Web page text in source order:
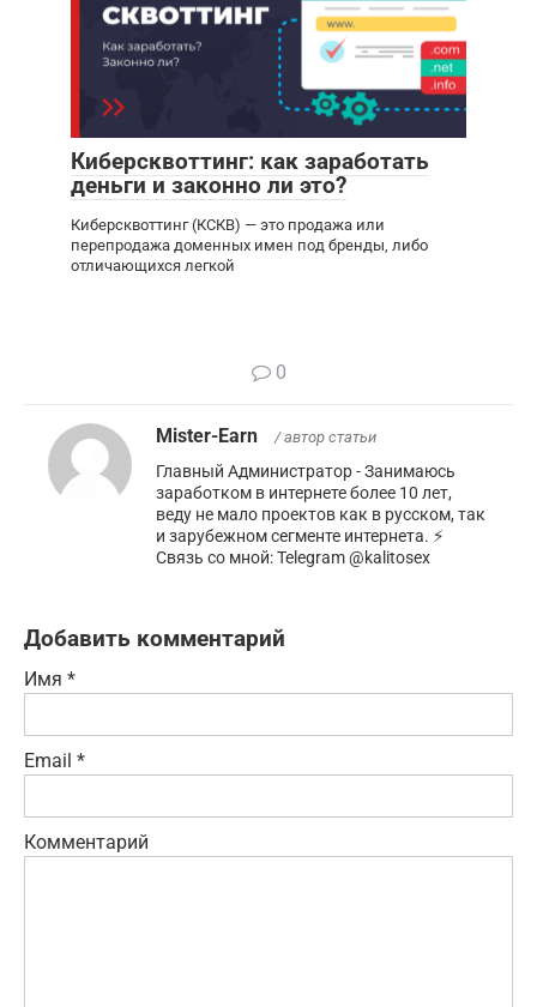
Киберсквоттинг: как заработать
деньги и законно ли это?
Киберсквоттинг (КСКВ) — это продажа или
перепродажа доменных имен под бренды, либо
отличающихся легкой
0
Mister-Earn / автор статьи
Главный Администратор - Занимаюсь
заработком в интернете более 10 лет,
веду не мало проектов как в русском, так
и зарубежном сегменте интернета. ⚡️
Связь со мной: Telegram @kalitosex
Добавить комментарий
Имя *
Email *
Комментарий